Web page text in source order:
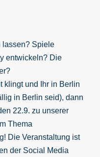
lassen? Spiele
entwickeln? Die
klingt und Ihr in Berlin
in Berlin seid), dann
22.9. zu unserer
Thema
Die Veranstaltung ist
der Social Media